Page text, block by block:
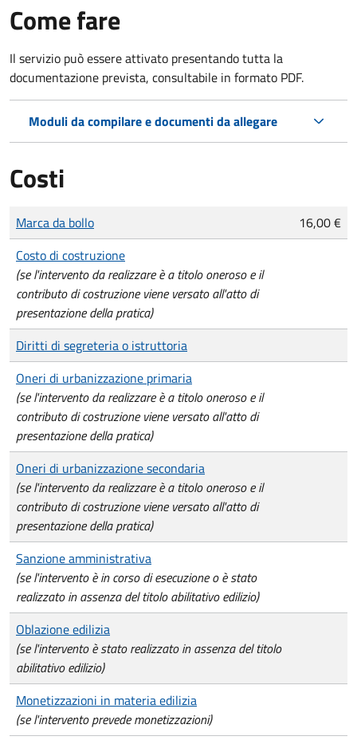
Come fare
Il servizio può essere attivato presentando tutta la
documentazione prevista, consultabile in formato PDF.
Moduli da compilare e documenti da allegare
Costi
Tipo di pagamento
Importo
Marca da bollo
16,00 €
Costo di costruzione
(se l'intervento da realizzare è a titolo oneroso e il
contributo di costruzione viene versato all'atto di
presentazione della pratica)
Diritti di segreteria o istruttoria
Oneri di urbanizzazione primaria
(se l'intervento da realizzare è a titolo oneroso e il
contributo di costruzione viene versato all'atto di
presentazione della pratica)
Oneri di urbanizzazione secondaria
(se l'intervento da realizzare è a titolo oneroso e il
contributo di costruzione viene versato all'atto di
presentazione della pratica)
Sanzione amministrativa
(se l'intervento è in corso di esecuzione o è stato
realizzato in assenza del titolo abilitativo edilizio)
Oblazione edilizia
(se l'intervento è stato realizzato in assenza del titolo
abilitativo edilizio)
Monetizzazioni in materia edilizia
(se l'intervento prevede monetizzazioni)